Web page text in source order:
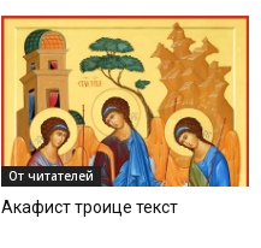
От читателей
Акафист троице текст